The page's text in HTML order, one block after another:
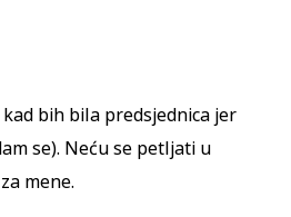
bih bila predsjednica jer
se). Neću se petljati u
mene.